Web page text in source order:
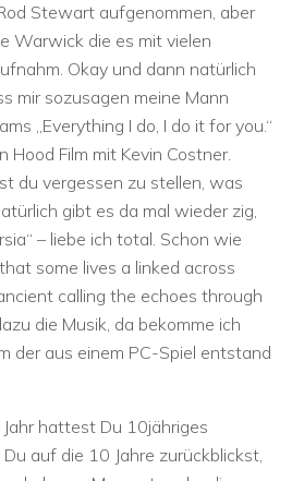
Stewart aufgenommen, aber
Warwick die es mit vielen
Okay und dann natürlich
mir sozusagen meine Mann
„Everything I do, I do it for you.“
Hood Film mit Kevin Costner.
du vergessen zu stellen, was
gibt es da mal wieder zig,
– liebe ich total. Schon wie
some lives a linked across
calling the echoes through
die Musik, da bekomme ich
der aus einem PC-Spiel entstand
hattest Du 10jähriges
auf die 10 Jahre zurückblickst,